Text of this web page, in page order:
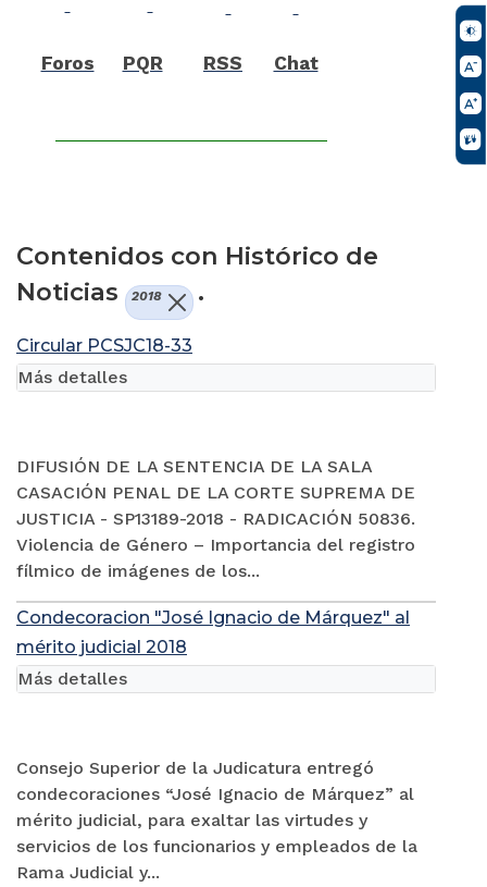
Foros PQR RSS Chat
Contenidos con Histórico de
Noticias
2018 .
Circular PCSJC18-33
DIFUSIÓN DE LA SENTENCIA DE LA SALA
CASACIÓN PENAL DE LA CORTE SUPREMA DE
JUSTICIA - SP13189-2018 - RADICACIÓN 50836.
Violencia de Género – Importancia del registro
fílmico de imágenes de los...
Más detalles
Condecoracion "José Ignacio de Márquez" al
mérito judicial 2018
Consejo Superior de la Judicatura entregó
condecoraciones “José Ignacio de Márquez” al
mérito judicial, para exaltar las virtudes y
servicios de los funcionarios y empleados de la
Rama Judicial y...
Más detalles